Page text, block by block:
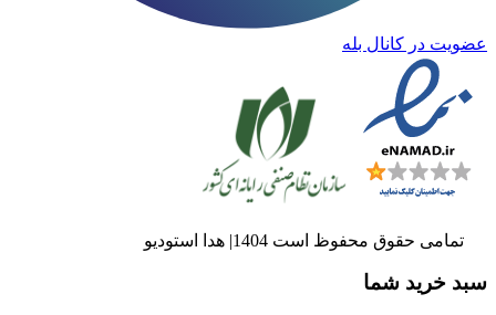
عضویت در کانال بله
تمامی حقوق محفوظ است 1404| هدا استودیو
سبد خرید شما